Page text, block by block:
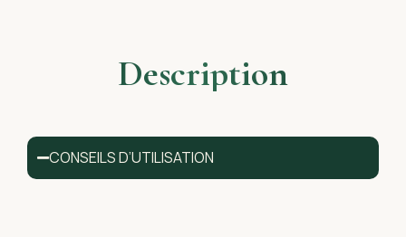
Description
CONSEILS D’UTILISATION